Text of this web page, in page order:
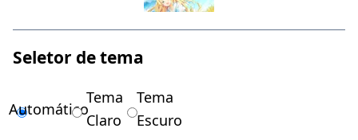
Seletor de tema
Automático
Tema
Claro
Tema
Escuro